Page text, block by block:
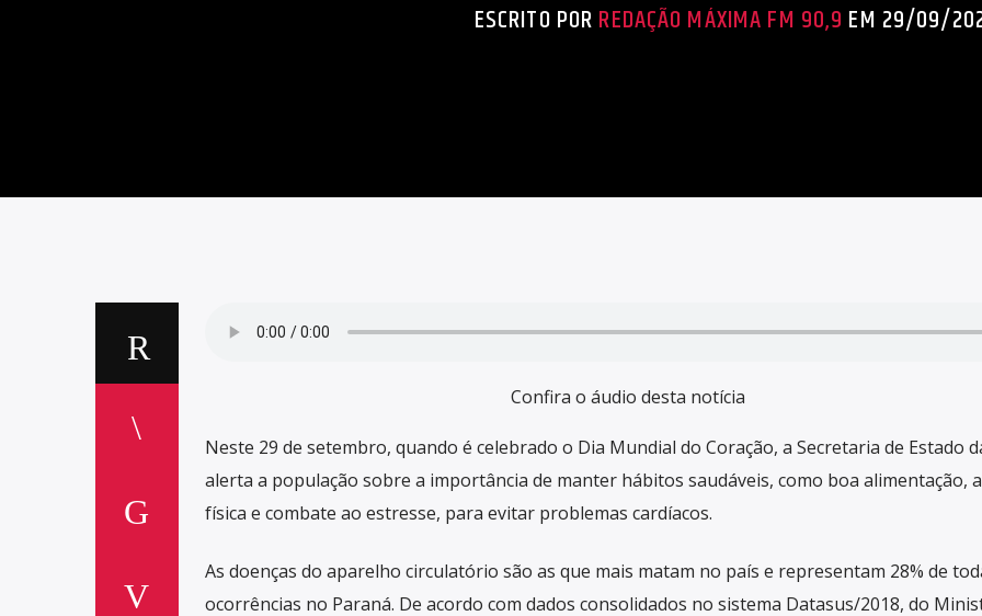
ESCRITO POR REDAÇÃO MÁXIMA FM 90,9 EM 29/09/
Confira o áudio desta notícia
Neste 29 de setembro, quando é celebrado o Dia Mundial do Coração, a Secretaria de Estado
alerta a população sobre a importância de manter hábitos saudáveis, como boa alimentação,
física e combate ao estresse, para evitar problemas cardíacos.
As doenças do aparelho circulatório são as que mais matam no país e representam 28% de
ocorrências no Paraná. De acordo com dados consolidados no sistema Datasus/2018, do